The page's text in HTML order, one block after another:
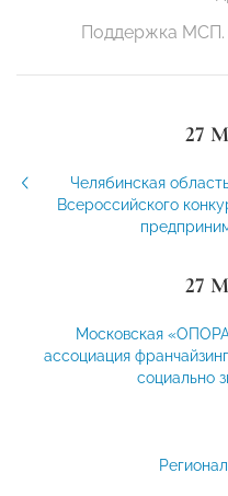
Поддержка МСП.
27
Челябинская
Всероссийского
27
Московская
ассоциация
социально